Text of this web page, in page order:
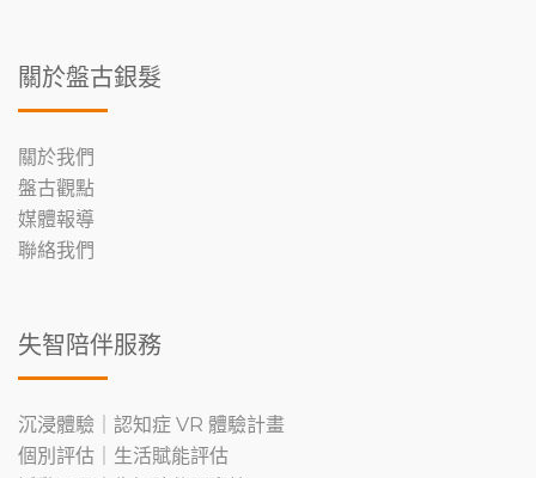
關於盤古銀髮
關於我們
盤古觀點
媒體報導
聯絡我們
失智陪伴服務
沉浸體驗｜認知症 VR 體驗計畫
個別評估｜生活賦能評估